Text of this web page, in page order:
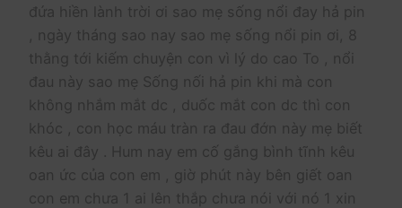
đứa hiền lành trời ơi sao mẹ sống nổi đay hả pin
, ngày tháng sao nay sao mẹ sống nổi pin ơi, 8
thằng tới kiếm chuyện con vì lý do cao To , nổi
đau này sao mẹ Sống nối hả pin khi mà con
không nhắm mắt dc , duốc mắt con dc thì con
khóc , con học máu tràn ra đau đớn này mẹ biết
kêu ai đây . Hum nay em cố gắng bình tĩnh kêu
oan ức của con em , giờ phút này bên giết oan
con em chưa 1 ai lên thắp chưa nói với nó 1 xin